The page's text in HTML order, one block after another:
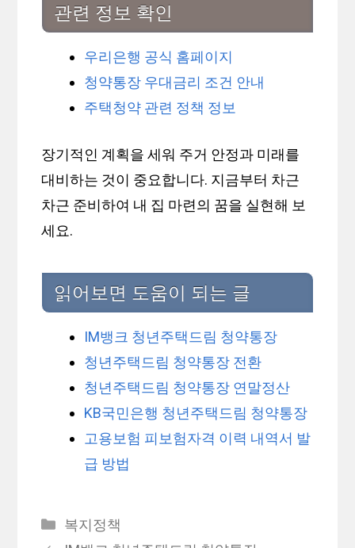
관련 정보 확인
우리은행 공식 홈페이지
청약통장 우대금리 조건 안내
주택청약 관련 정책 정보
장기적인 계획을 세워 주거 안정과 미래를
대비하는 것이 중요합니다. 지금부터 차근
차근 준비하여 내 집 마련의 꿈을 실현해 보
세요.
읽어보면 도움이 되는 글
IM뱅크 청년주택드림 청약통장
청년주택드림 청약통장 전환
청년주택드림 청약통장 연말정산
KB국민은행 청년주택드림 청약통장
고용보험 피보험자격 이력 내역서 발
급 방법
카
테
복지정책